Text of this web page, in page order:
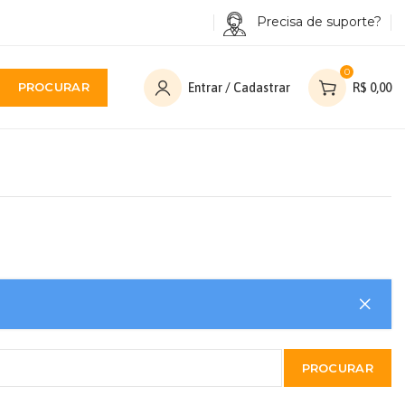
Precisa de suporte?
PROCURAR Entrar / Cadastrar
0
R$ 0,00
PROCURAR